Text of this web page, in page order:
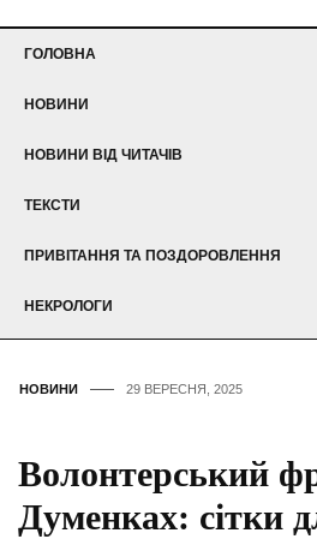
ГОЛОВНА
НОВИНИ
НОВИНИ ВІД ЧИТАЧІВ
ТЕКСТИ
ПРИВІТАННЯ ТА ПОЗДОРОВЛЕННЯ
НЕКРОЛОГИ
НОВИНИ 29 ВЕРЕСНЯ, 2025
Волонтерський
Думенках: сітки